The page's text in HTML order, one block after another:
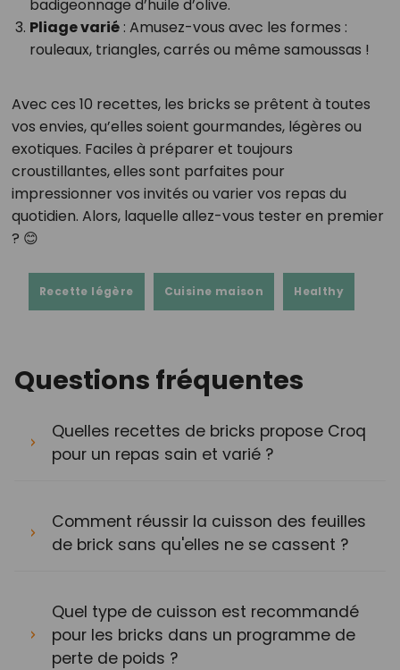
badigeonnage d’huile d’olive.
Pliage varié: Amusez-vous avec les formes :
rouleaux, triangles, carrés ou même samoussas !
Avec ces 10 recettes, les bricks se prêtent à toutes
vos envies, qu’elles soient gourmandes, légères ou
exotiques. Faciles à préparer et toujours
croustillantes, elles sont parfaites pour
impressionner vos invités ou varier vos repas du
quotidien. Alors, laquelle allez-vous tester en premier
? 😊
Recette légère Cuisine maison Healthy
Questions fréquentes
Quelles recettes de bricks propose Croq
pour un repas sain et varié ?
Comment réussir la cuisson des feuilles
de brick sans qu'elles ne se cassent ?
Quel type de cuisson est recommandé
pour les bricks dans un programme de
perte de poids ?